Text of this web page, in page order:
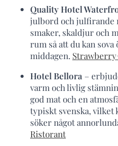
Quality Hotel
julbord och julfirande
smaker, skaldjur och
rum så att du kan
middagen. Strawberry
Hotel Bellora –
varm och livlig
god mat och en
typiskt svenska, vilket
söker något
Ristorant